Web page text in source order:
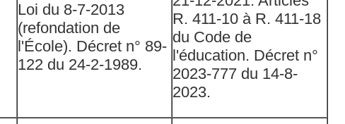
Loi du 8-7-2013
(refondation de
l'École). Décret n° 89-
122 du 24-2-1989.
R. 411-10 à R. 411-18
du Code de
l'éducation. Décret n°
2023-777 du 14-8-
2023.